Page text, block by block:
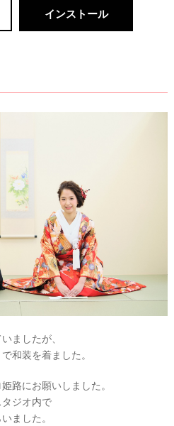
インストール
ましたが、
和装を着ました。
路にお願いしました。
ジオ内で
ました。